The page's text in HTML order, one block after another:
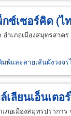
กซ์เซอร์คิด (
อำเภอเมืองสมุทรสาค
พ์และลายเส้นผังวงจ
ลียนเอ็นเต
ภอเมืองสมุทรปรากา